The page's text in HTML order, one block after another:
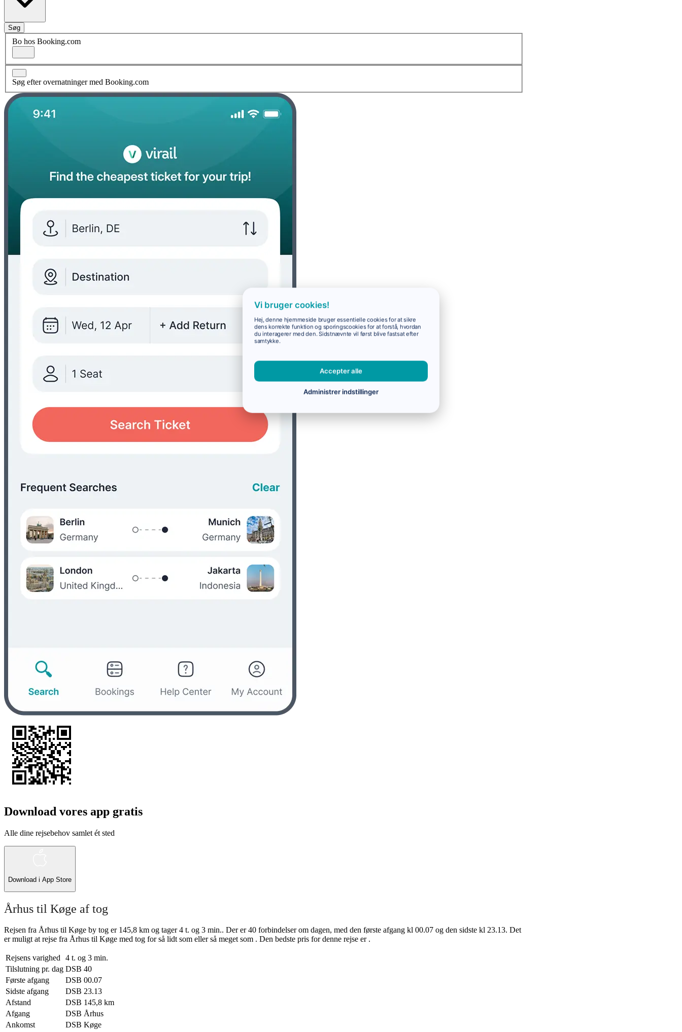
Søg
Bo hos Booking.com
Søg efter overnatninger med Booking.com
Download vores app gratis
Alle dine rejsebehov samlet ét sted
Download i App Store
Århus til Køge af tog
Rejsen fra Århus til Køge by tog er 145,8 km og tager 4 t. og 3 min.. Der er 40 forbindelser om dagen, med den første afgang kl 00.07 og den sidste kl 23.13. Det
er muligt at rejse fra Århus til Køge med tog for så lidt som eller så meget som . Den bedste pris for denne rejse er .
Rejsens varighed 4 t. og 3 min.
Tilslutning pr. dag DSB 40
Første afgang
DSB 00.07
Sidste afgang
DSB 23.13
Afstand
DSB 145,8 km
Afgang
DSB Århus
Ankomst
DSB Køge
Vi bruger cookies!
Hej, denne hjemmeside bruger essentielle cookies for at sikre
dens korrekte funktion og sporingscookies for at forstå, hvordan
du interagerer med den. Sidstnævnte vil først blive fastsat efter
samtykke.
Accepter alle
Administrer indstillinger